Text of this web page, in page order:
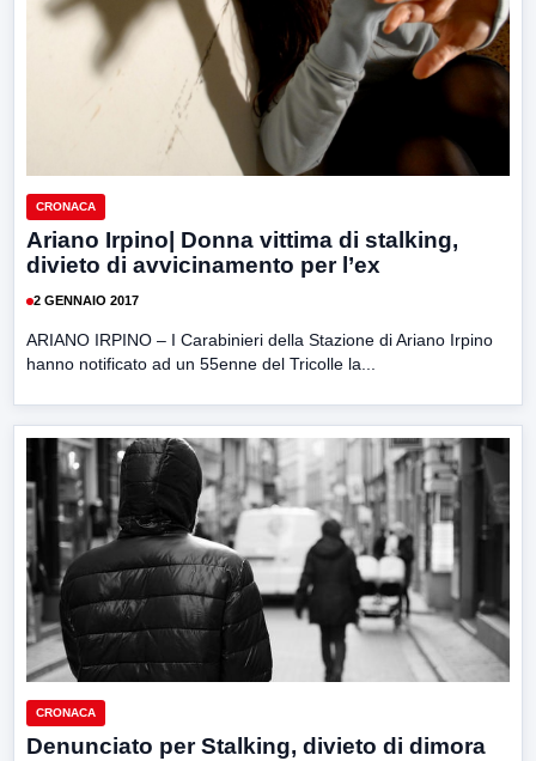
CRONACA
Ariano Irpino| Donna vittima di stalking,
divieto di avvicinamento per l’ex
2 GENNAIO 2017
ARIANO IRPINO – I Carabinieri della Stazione di Ariano Irpino
hanno notificato ad un 55enne del Tricolle la...
CRONACA
Denunciato per Stalking, divieto di dimora